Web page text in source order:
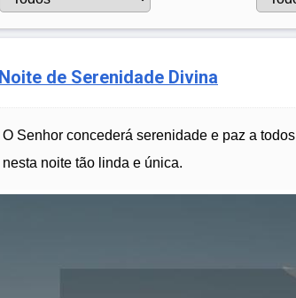
Noite de Serenidade Divina
O Senhor concederá serenidade e paz a todos
nesta noite tão linda e única.